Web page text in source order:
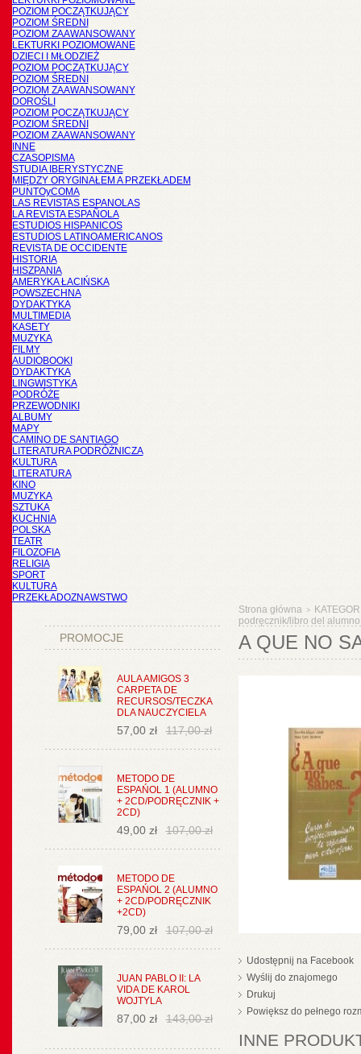
POZIOM POCZĄTKUJĄCY
POZIOM ŚREDNI
POZIOM ZAAWANSOWANY
LEKTURKI POZIOMOWANE
DZIECI I MŁODZIEŻ
POZIOM POCZĄTKUJĄCY
POZIOM ŚREDNI
POZIOM ZAAWANSOWANY
DOROŚLI
POZIOM POCZĄTKUJĄCY
POZIOM ŚREDNI
POZIOM ZAAWANSOWANY
INNE
CZASOPISMA
STUDIA IBERYSTYCZNE
MIĘDZY ORYGINAŁEM A PRZEKŁADEM
PUNTOyCOMA
LAS REVISTAS ESPANOLAS
LA REVISTA ESPAÑOLA
ESTUDIOS HISPANICOS
ESTUDIOS LATINOAMERICANOS
REVISTA DE OCCIDENTE
HISTORIA
HISZPANIA
AMERYKA ŁACIŃSKA
POWSZECHNA
DYDAKTYKA
MULTIMEDIA
KASETY
MUZYKA
FILMY
AUDIOBOOKI
DYDAKTYKA
LINGWISTYKA
PODRÓŻE
PRZEWODNIKI
ALBUMY
MAPY
CAMINO DE SANTIAGO
LITERATURA PODRÓŻNICZA
KULTURA
LITERATURA
KINO
MUZYKA
SZTUKA
KUCHNIA
POLSKA
TEATR
FILOZOFIA
RELIGIA
SPORT
KULTURA
PRZEKŁADOZNAWSTWO
PROMOCJE
AULA AMIGOS 3
CARPETA DE
RECURSOS/TECZKA
DLA NAUCZYCIELA
57,00 zł 117,00 zł
METODO DE
ESPAŃOL 1 (ALUMNO
+ 2CD/PODRĘCZNIK +
2CD)
49,00 zł 107,00 zł
METODO DE
ESPAŃOL 2 (ALUMNO
+ 2CD/PODRĘCZNIK
+2CD)
79,00 zł 107,00 zł
JUAN PABLO II: LA
VIDA DE KAROL
WOJTYLA
87,00 zł 143,00 zł
Strona główna >
podręcznik/libro del alumno
A QUE NO
Udostępnij na Facebook
Wyślij do znajomego
Drukuj
Powiększ do pełnego
INNE